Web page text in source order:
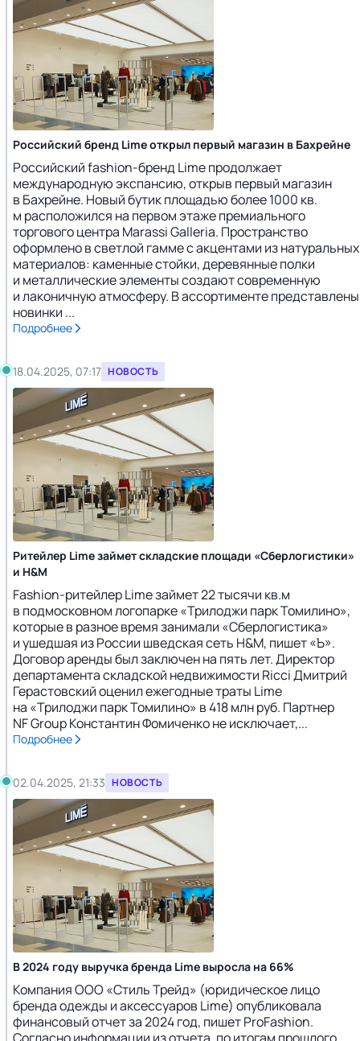
Российский бренд Lime открыл первый магазин в Бахрейне
Российский fashion-бренд Lime продолжает
международную экспансию, открыв первый магазин
в Бахрейне. Новый бутик площадью более 1000 кв.
м расположился на первом этаже премиального
торгового центра Marassi Galleria. Пространство
оформлено в светлой гамме с акцентами из натуральных
материалов: каменные стойки, деревянные полки
и металлические элементы создают современную
и лаконичную атмосферу. В ассортименте представлены
новинки ...
Подробнее
18.04.2025, 07:17 НОВОСТЬ
Ритейлер Lime займет складские площади «Сберлогистики»
и H&M
Fashion-ритейлер Lime займет 22 тысячи кв.м
в подмосковном логопарке «Трилоджи парк Томилино»,
которые в разное время занимали «Сберлогистика»
и ушедшая из России шведская сеть H&M, пишет «Ъ».
Договор аренды был заключен на пять лет. Директор
департамента складской недвижимости Ricci Дмитрий
Герастовский оценил ежегодные траты Lime
на «Трилоджи парк Томилино» в 418 млн руб. Партнер
NF Group Константин Фомиченко не исключает,...
Подробнее
02.04.2025, 21:33 НОВОСТЬ
В 2024 году выручка бренда Lime выросла на 66%
Компания ООО «Стиль Трейд» (юридическое лицо
бренда одежды и аксессуаров Lime) опубликовала
финансовый отчет за 2024 год, пишет ProFashion.